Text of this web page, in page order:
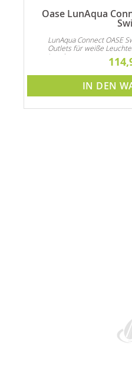
Oase LunAqua
LunAqua Connect OASE
Outlets für weiße
Leuchten.
IN DEN